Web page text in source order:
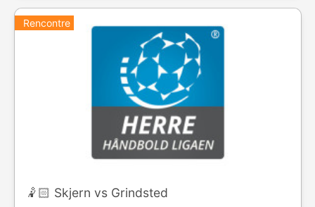
Rencontre
🤾🏻 Skjern vs Grindsted